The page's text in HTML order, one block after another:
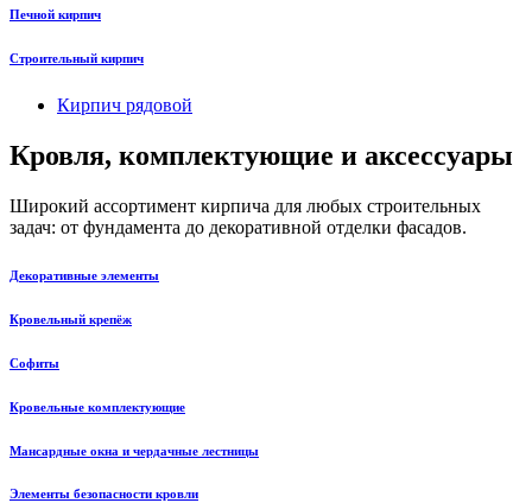
Печной кирпич
Строительный кирпич
Кирпич рядовой
Кровля, комплектующие и аксессуары
Широкий ассортимент кирпича для любых строительных
задач: от фундамента до декоративной отделки фасадов.
Декоративные элементы
Кровельный крепёж
Софиты
Кровельные комплектующие
Мансардные окна и чердачные лестницы
Элементы безопасности кровли